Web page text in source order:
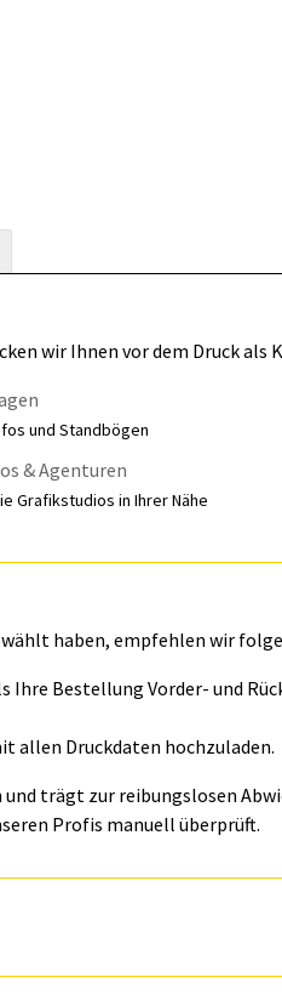
wir Ihnen vor dem Druck
und Standbögen
& Agenturen
Grafikstudios in Ihrer Nähe
haben, empfehlen wir
Bestellung Vorder- und
allen Druckdaten hochzuladen.
trägt zur reibungslosen
Profis manuell überprüft.